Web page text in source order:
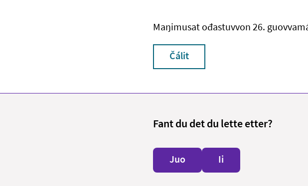
Maŋimusat ođastuvvon 26.
Čálit
Fant du det du lette etter?
Juo Ii